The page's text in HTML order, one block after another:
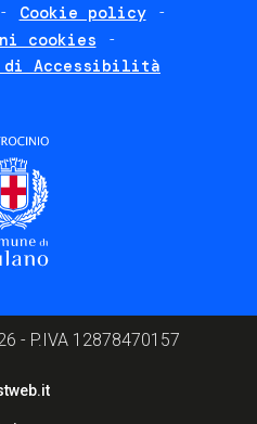
Cookie policy
cookies
di Accessibilità
- P.IVA 12878470157